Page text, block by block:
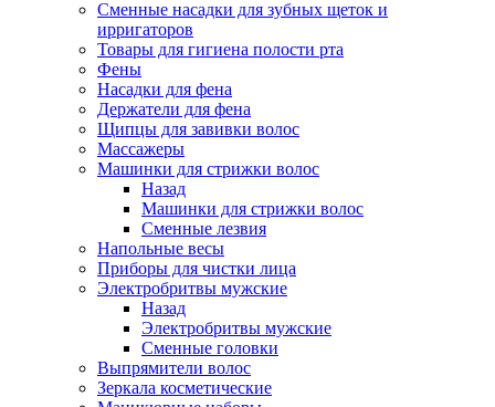
Сменные насадки для зубных щеток и
ирригаторов
Товары для гигиена полости рта
Фены
Насадки для фена
Держатели для фена
Щипцы для завивки волос
Массажеры
Машинки для стрижки волос
Назад
Машинки для стрижки волос
Сменные лезвия
Напольные весы
Приборы для чистки лица
Электробритвы мужские
Назад
Электробритвы мужские
Сменные головки
Выпрямители волос
Зеркала косметические